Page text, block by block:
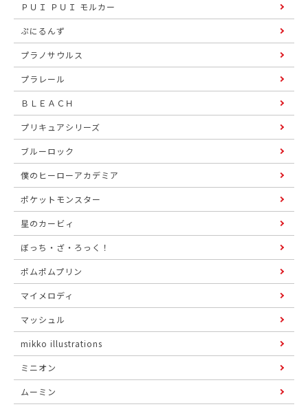
ＰＵＩ ＰＵＩ モルカー
ぷにるんず
プラノサウルス
プラレール
ＢＬＥＡＣＨ
プリキュアシリーズ
ブルーロック
僕のヒーローアカデミア
ポケットモンスター
星のカービィ
ぼっち・ざ・ろっく！
ポムポムプリン
マイメロディ
マッシュル
mikko illustrations
ミニオン
ムーミン